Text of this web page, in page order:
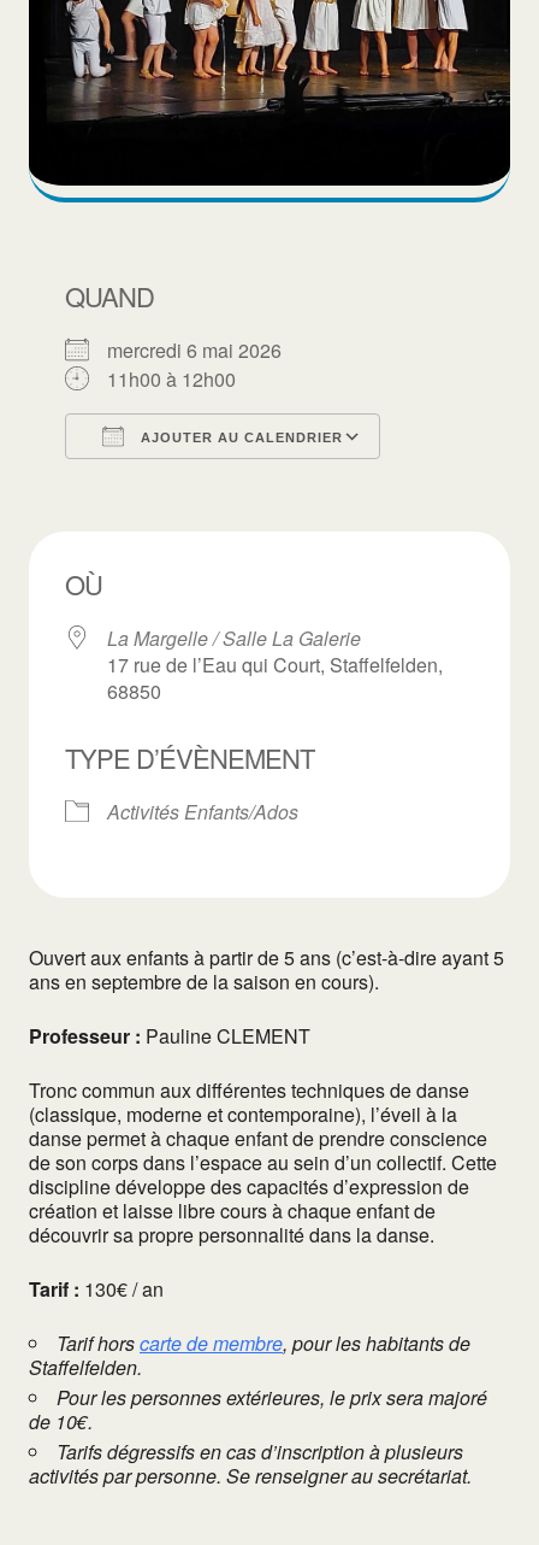
QUAND
mercredi 6 mai 2026
11h00 à 12h00
AJOUTER AU CALENDRIER
OÙ
La Margelle / Salle La Galerie
17 rue de l’Eau qui Court, Staffelfelden,
68850
TYPE D’ÉVÈNEMENT
Activités Enfants/Ados
Ouvert aux enfants à partir de 5 ans (c’est-à-dire ayant 5
ans en septembre de la saison en cours).
Professeur : Pauline CLEMENT
Tronc commun aux différentes techniques de danse
(classique, moderne et contemporaine), l’éveil à la
danse permet à chaque enfant de prendre conscience
de son corps dans l’espace au sein d’un collectif. Cette
discipline développe des capacités d’expression de
création et laisse libre cours à chaque enfant de
découvrir sa propre personnalité dans la danse.
Tarif : 130€ / an
Tarif horscarte de membre, pour les habitants de
Staffelfelden.
Pour les personnes extérieures, le prix sera majoré
de 10€.
Tarifs dégressifs en cas d’inscription à plusieurs
activités par personne. Se renseigner au secrétariat.